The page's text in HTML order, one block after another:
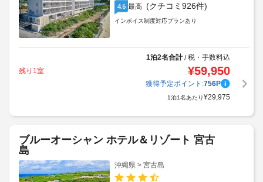
4.6 最高 (クチコミ926件)
インボイス制度対応プランあり
1泊2名合計/税・手数料込
残り1室
¥59,950
獲得予定ポイント:756P
1泊1名あたり¥29,975
ブルーオーシャン ホテル＆リゾート 宮古
島
沖縄県 > 宮古島